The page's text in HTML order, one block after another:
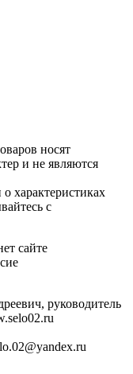
носят
и не являются
характеристиках
с
сайте
руководитель